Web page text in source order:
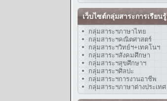
เว็บไซต์กลุ่มสาระการเรียนรู้
กลุ่มสาระฯภาษาไทย
กลุ่มสาระฯคณิตศาสตร์
กลุ่มสาระฯวิทย์ฯ+เทคโนฯ
กลุ่มสาระฯสังคมศึกษา
กลุ่มสาระฯสุขศึกษาฯ
กลุ่มสาระฯศิลปะ
กลุ่มสาระฯการงานอาชีพ
กลุ่มสาระฯภาษาต่างประเทศ